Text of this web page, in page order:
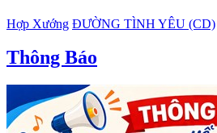
Hợp Xướng ĐƯỜNG TÌNH YÊU (CD)
Thông Báo